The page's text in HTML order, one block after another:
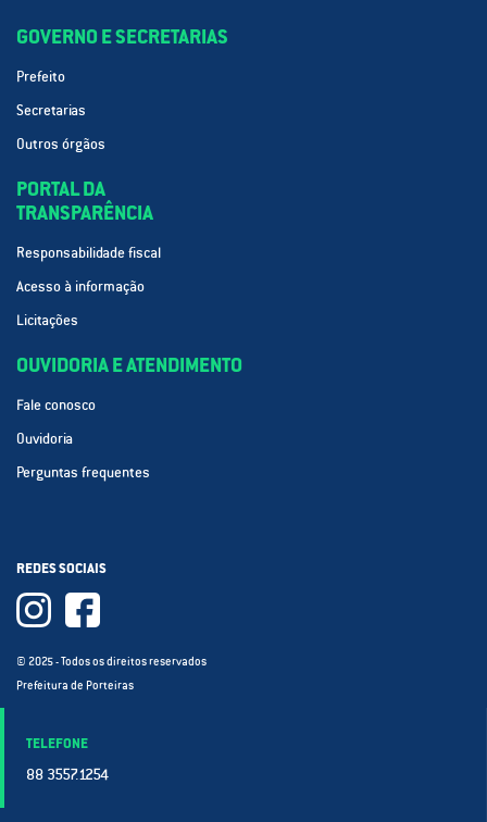
GOVERNO E SECRETARIAS
Prefeito
Secretarias
Outros órgãos
PORTAL DA
TRANSPARÊNCIA
Responsabilidade fiscal
Acesso à informação
Licitações
OUVIDORIA E ATENDIMENTO
Fale conosco
Ouvidoria
Perguntas frequentes
REDES SOCIAIS
© 2025 - Todos os direitos reservados
Prefeitura de Porteiras
TELEFONE
88 3557.1254